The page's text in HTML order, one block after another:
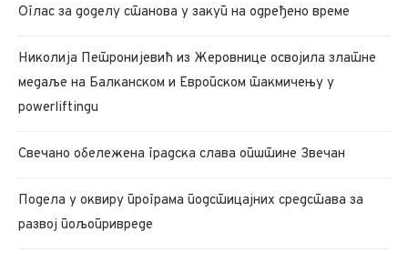
Oглас за доделу станова у закуп на одређено време
Николија Петронијевић из Жеровнице освојила златне
медаље на Балканском и Европском такмичењу у
powerliftingu
Свечано обележена градска слава општине Звечан
Подела у оквиру програма подстицајних средстава за
развој пољопривреде